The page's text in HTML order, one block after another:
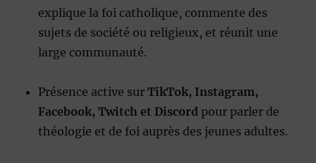
explique la foi catholique, commente des
sujets de société ou religieux, et réunit une
large communauté.
Présence active surTikTok, Instagram,
Facebook, Twitch et Discord pour parler de
théologie et de foi auprès des jeunes adultes.